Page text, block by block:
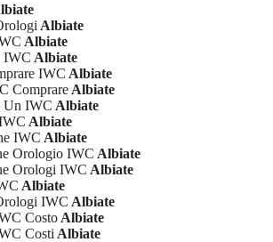
Albiate
Albiate
IWC Albiate
IWC Albiate
Comprare Albiate
Un IWC Albiate
Albiate
IWC Albiate
Orologio IWC Albiate
Orologi IWC Albiate
Albiate
IWC Albiate
Costo Albiate
Costi Albiate